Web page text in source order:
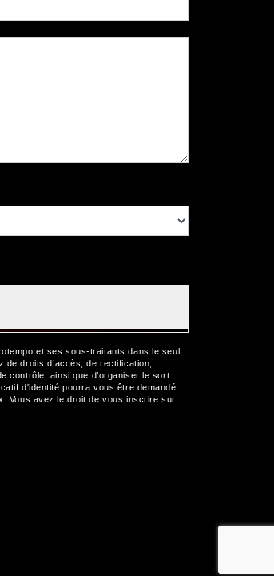
et ses sous-traitants dans le seul
droits d’accès, de rectification,
contrôle, ainsi que d’organiser le sort
d'identité pourra vous être demandé.
Vous avez le droit de vous inscrire sur